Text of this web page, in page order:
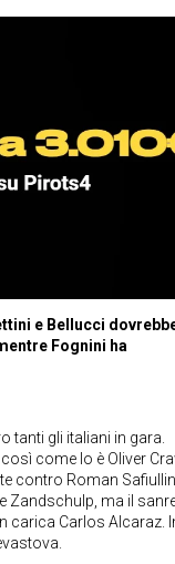
e Bellucci
Fognini ha
tanti gli italiani in gara.
come lo è Oliver
contro Roman
Zandschulp, ma il
carica Carlos Alcaraz.